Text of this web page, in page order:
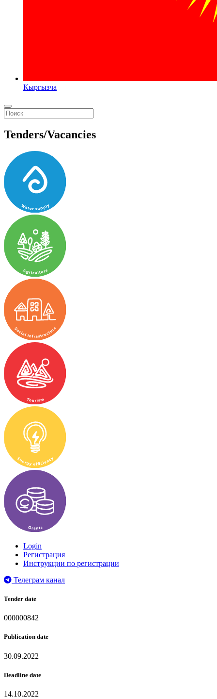
Кыргызча
Tenders/Vacancies
Login
Регистрация
Инструкции по регистрации
Телеграм канал
Tender date
000000842
Publication date
30.09.2022
Deadline date
14.10.2022